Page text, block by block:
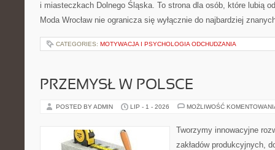
i miasteczkach Dolnego Śląska. To strona dla osób, które lubią
Moda Wrocław nie ogranicza się wyłącznie do najbardziej
CATEGORIES: MOTYWACJA I PSYCHOLOGIA ODCHUDZANIA
PRZEMYSŁ W POLSCE
POSTED BY ADMIN LIP - 1 - 2026 MOŻLIWOŚĆ
Tworzymy innowacyjne
zakładów produkcyjnych,